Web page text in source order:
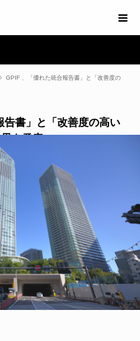
GPIF 、「優れた統合報告書」と「改善度の
告書」と「改善度の高い
を発表